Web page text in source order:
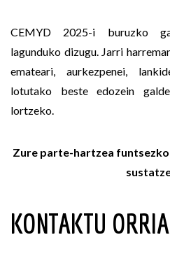
CEMYD 2025-i buruzko
lagunduko dizugu. Jarri
emateari, aurkezpenei,
lotutako beste edozein
lortzeko.
Zure parte-hartzea
KONTAKTU ORRIA